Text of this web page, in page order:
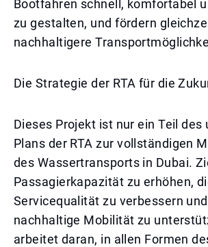
Bootfahren schnell, komfortabel
zu gestalten, und fördern
nachhaltigere
Die Strategie der RTA für die
Dieses Projekt ist nur ein Teil des
Plans der RTA zur vollständigen
des Wassertransports in Dubai.
Passagierkapazität zu erhöhen,
Servicequalität zu verbessern
nachhaltige Mobilität zu
arbeitet daran, in allen Formen